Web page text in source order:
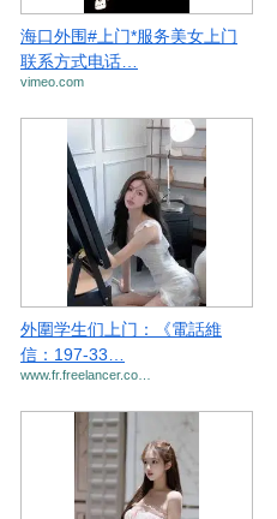
海口外围#上门*服务美女上门
联系方式电话…
vimeo.com
外圍学生们上门：《電話維
信：197-33…
www.fr.freelancer.co…